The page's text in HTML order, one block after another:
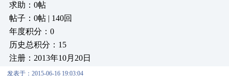
求助：0帖
帖子：0帖 | 140回
年度积分：0
历史总积分：15
注册：2013年10月20日
发表于：2015-06-16 19:03:04